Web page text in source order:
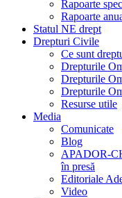
Rapoarte
Rapoarte
Statul NE drept
Drepturi Civile
Ce sunt
Drepturile
Drepturile
Drepturile
Resurse utile
Media
Comunicate
Blog
APADOR-
în presă
Editoriale
Video